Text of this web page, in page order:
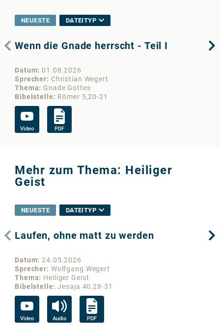
NEUESTE DATEITYP
Wenn die Gnade herrscht - Teil I
Datum 01.08.2026
Sprecher
Christian Wegert
Thema
Gnade Gottes
Bibelstelle
Römer 5,20-21
Video PDF
Mehr zum Thema: Heiliger
Geist
NEUESTE DATEITYP
Laufen, ohne matt zu werden
Datum 24.05.2026
Sprecher
Wolfgang Wegert
Thema
Heiliger Geist
Bibelstelle
Jesaja 40,28-31
Video Audio PDF